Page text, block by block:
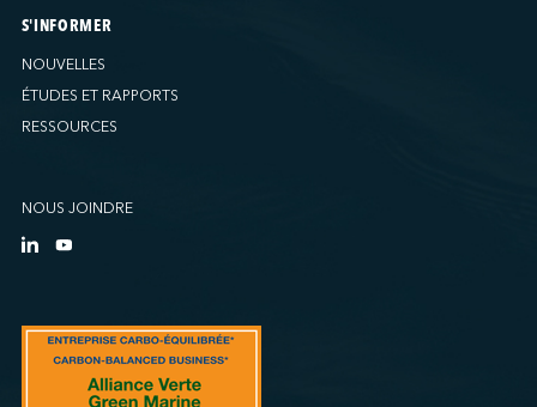
Société Terminaux Montréal Gateway
Sollio Agriculture (Hamilton)
Sollio Agriculture (Montréal)
Sollio Agriculture (Québec)
SSA Marine (Stockton)
SSA Marine (Vancouver Cruise)
SSA Marine (West Sacramento)
S'INFORMER
NOUVELLES
ÉTUDES ET RAPPORTS
RESSOURCES
NOUS JOINDRE